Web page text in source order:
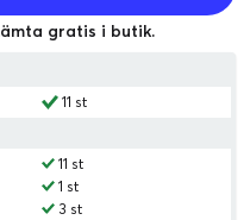
gratis i butik.
11 st
11 st
1 st
3 st